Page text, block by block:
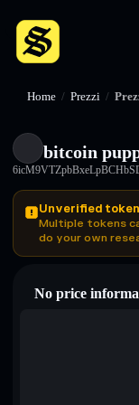
Home / Prezzi /
bitcoin
Unverified token
Multiple tokens
do your own
No price